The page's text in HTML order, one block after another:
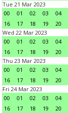
Tue 21 Mar 2023
00
01 02 03 04
16
17 18 19 20
Wed 22 Mar 2023
00
01 02 03 04
16
17 18 19 20
Thu 23 Mar 2023
00
01 02 03 04
16
17 18 19 20
Fri 24 Mar 2023
00
01 02 03 04
16
17 18 19 20